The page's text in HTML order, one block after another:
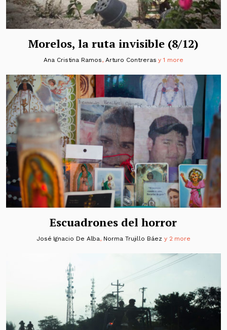
Morelos, la ruta invisible (8/12)
Ana Cristina Ramos, Arturo Contreras y 1 more
Escuadrones del horror
José Ignacio De Alba, Norma Trujillo Báez y 2 more